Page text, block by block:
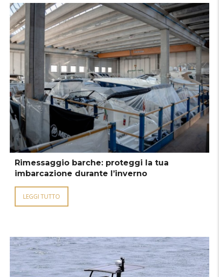
Rimessaggio barche: proteggi la tua
imbarcazione durante l’inverno
LEGGI TUTTO